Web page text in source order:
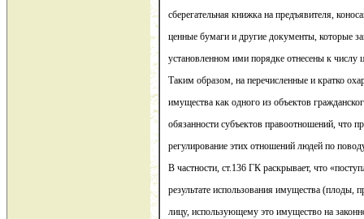
сберегательная книжка на предъявителя,
ценные бумаги и другие документы, которые
установленном ими порядке отнесены к числу
Таким образом, на перечисленные и кратко
имущества как одного из объектов
обязанности субъектов правоотношений, что
регулирование этих отношений людей по
В частности, ст.136 ГК раскрывает, что
результате использования имущества (плоды,
лицу, использующему это имущество на